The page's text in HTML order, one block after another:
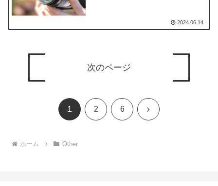
2024.06.14
次のページ
1 2 6 次
ホーム Other